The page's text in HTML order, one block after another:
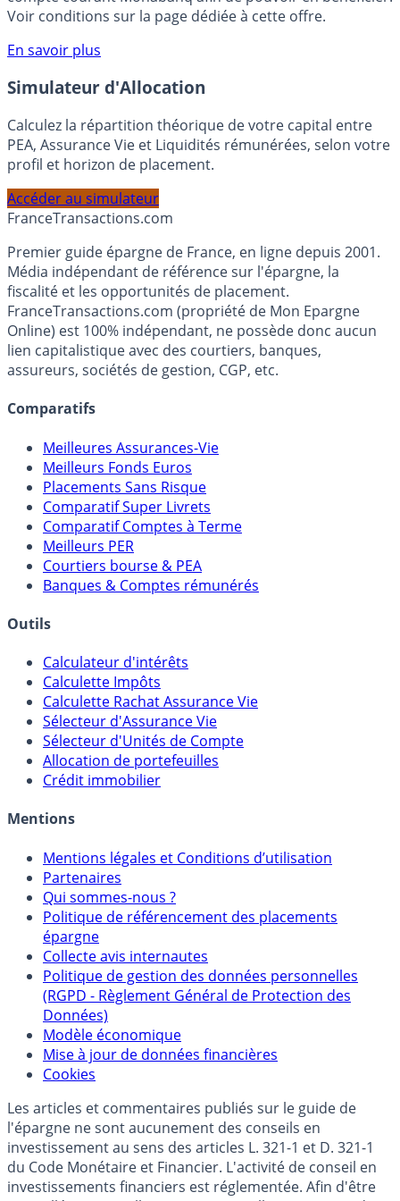
Voir conditions sur la page dédiée à cette offre.
En savoir plus
Simulateur d'Allocation
Calculez la répartition théorique de votre capital entre
PEA, Assurance Vie et Liquidités rémunérées, selon votre
profil et horizon de placement.
Accéder au simulateur
FranceTransactions.com
Premier guide épargne de France, en ligne depuis 2001.
Média indépendant de référence sur l'épargne, la
fiscalité et les opportunités de placement.
FranceTransactions.com (propriété de Mon Epargne
Online) est 100% indépendant, ne possède donc aucun
lien capitalistique avec des courtiers, banques,
assureurs, sociétés de gestion, CGP, etc.
Comparatifs
Meilleures Assurances-Vie
Meilleurs Fonds Euros
Placements Sans Risque
Comparatif Super Livrets
Comparatif Comptes à Terme
Meilleurs PER
Courtiers bourse & PEA
Banques & Comptes rémunérés
Outils
Calculateur d'intérêts
Calculette Impôts
Calculette Rachat Assurance Vie
Sélecteur d'Assurance Vie
Sélecteur d'Unités de Compte
Allocation de portefeuilles
Crédit immobilier
Mentions
Mentions légales et Conditions d’utilisation
Partenaires
Qui sommes-nous ?
Politique de référencement des placements
épargne
Collecte avis internautes
Politique de gestion des données personnelles
(RGPD - Règlement Général de Protection des
Données)
Modèle économique
Mise à jour de données financières
Cookies
Les articles et commentaires publiés sur le guide de
l'épargne ne sont aucunement des conseils en
investissement au sens des articles L. 321-1 et D. 321-1
du Code Monétaire et Financier. L'activité de conseil en
investissements financiers est réglementée. Afin d'être